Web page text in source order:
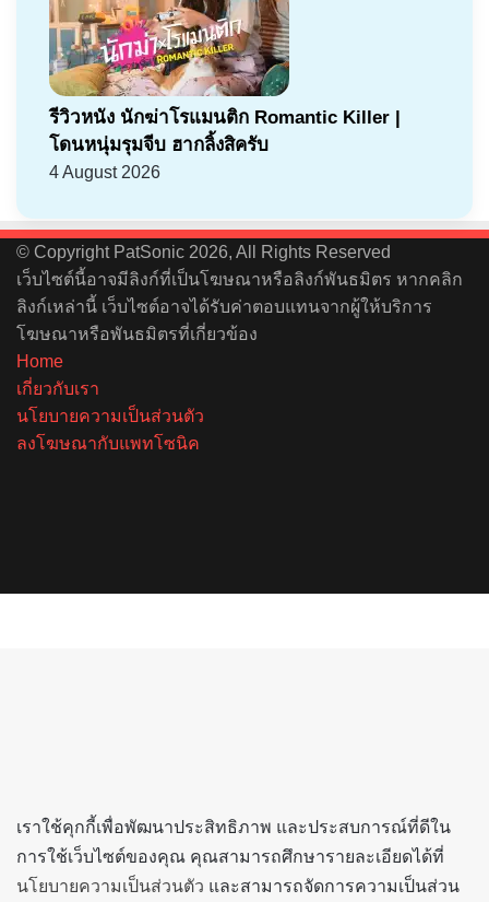
รีวิวหนัง นักฆ่าโรแมนติก Romantic Killer |
โดนหนุ่มรุมจีบ ฮากลิ้งสิครับ
4 August 2026
© Copyright PatSonic 2026, All Rights Reserved
เว็บไซต์นี้อาจมีลิงก์ที่เป็นโฆษณาหรือลิงก์พันธมิตร หากคลิก
ลิงก์เหล่านี้ เว็บไซต์อาจได้รับค่าตอบแทนจากผู้ให้บริการ
โฆษณาหรือพันธมิตรที่เกี่ยวข้อง
Home
เกี่ยวกับเรา
นโยบายความเป็นส่วนตัว
ลงโฆษณากับแพทโซนิค
เราใช้คุกกี้เพื่อพัฒนาประสิทธิภาพ และประสบการณ์ที่ดีใน
การใช้เว็บไซต์ของคุณ คุณสามารถศึกษารายละเอียดได้ที่
นโยบายความเป็นส่วนตัว และสามารถจัดการความเป็นส่วน